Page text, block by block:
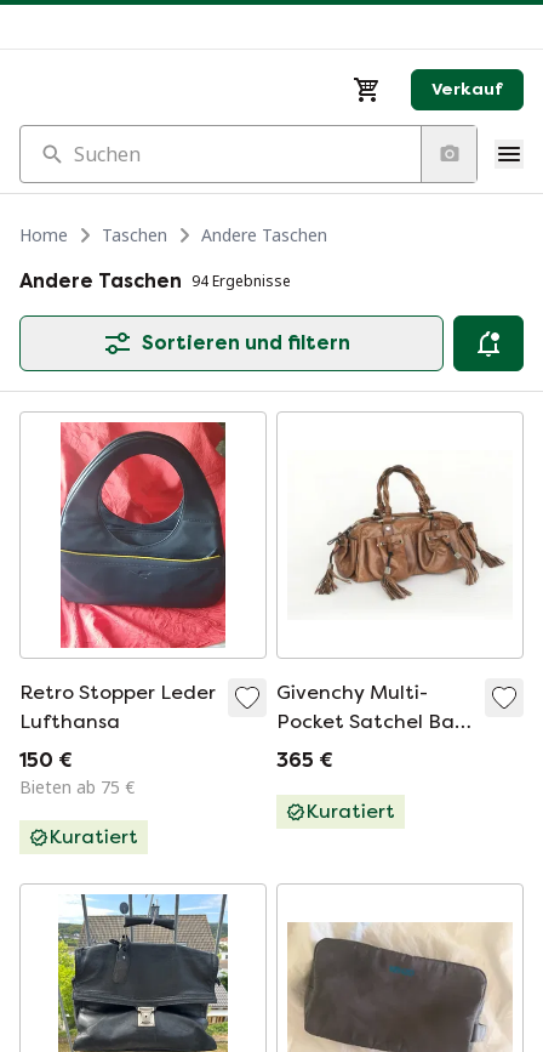
Verkauf
Suchen
Home Taschen
Andere Taschen
Andere Taschen 94 Ergebnisse
Sortieren und filtern
Retro Stopper Leder
Lufthansa
150 €
Bieten ab 75 €
Kuratiert
Givenchy Multi-
Pocket Satchel Bag
(Y2K / Archival)
365 €
Kuratiert